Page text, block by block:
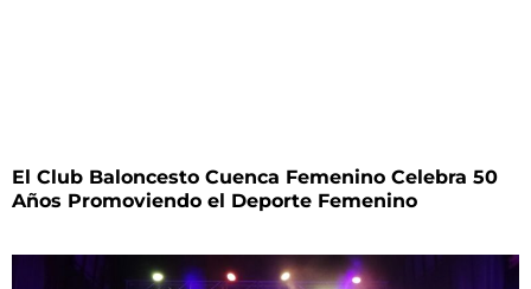
El Club Baloncesto Cuenca Femenino Celebra 50
Años Promoviendo el Deporte Femenino